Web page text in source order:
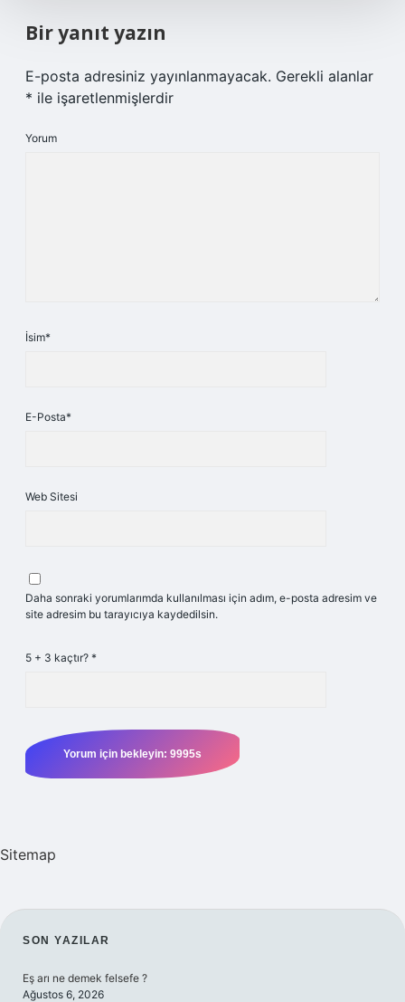
Bir yanıt yazın
E-posta adresiniz yayınlanmayacak. Gerekli alanlar
* ile işaretlenmişlerdir
Yorum
İsim*
E-Posta*
Web Sitesi
Daha sonraki yorumlarımda kullanılması için adım, e-posta adresim ve
site adresim bu tarayıcıya kaydedilsin.
5 + 3 kaçtır? *
Sitemap
SIDEBAR
SON YAZILAR
Eş arı ne demek felsefe ?
Ağustos 6, 2026